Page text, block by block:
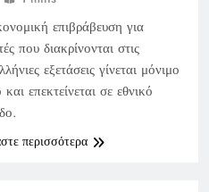
επιβράβευση για
που διακρίνονται στις
εξετάσεις γίνεται μόνιμο
και επεκτείνεται σε εθνικό
περισσότερα